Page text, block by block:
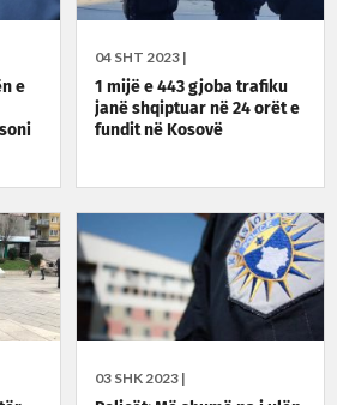
e
04 SHT 2023 |
1 mijë e 443 gjoba trafiku
janë shqiptuar në 24 orët e
fundit në Kosovë
03 SHK 2023 |